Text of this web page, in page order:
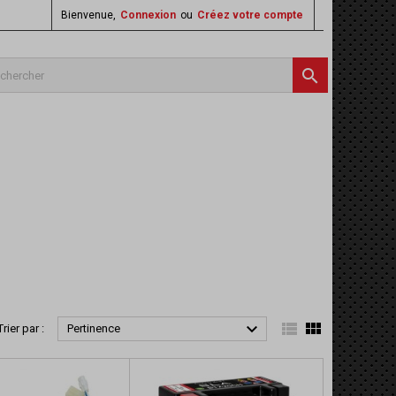
Bienvenue, Connexion ou Créez votre compte

par : Pertinence   